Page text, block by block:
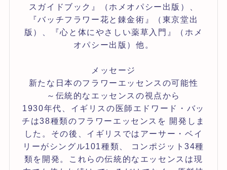
スガイドブック』（ホメオパシー出版）、
『バッチフラワー花と錬金術』（東京堂出
版）、『心と体にやさしい薬草入門』（ホメ
オパシー出版）他。
メッセージ
新たな日本のフラワーエッセンスの可能性
～伝統的なエッセンスの視点から
1930年代、イギリスの医師エドワード・バッ
チは38種類のフラワーエッセンスを 開発しま
した。その後、イギリスではアーサー・ベイ
リーがシングル101種類、 コンポジット34種
類を開発。これらの伝統的なエッセンスは現